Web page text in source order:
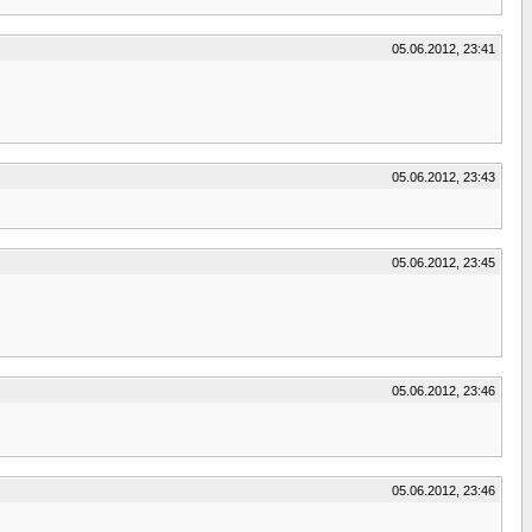
05.06.2012, 23:41
05.06.2012, 23:43
05.06.2012, 23:45
05.06.2012, 23:46
05.06.2012, 23:46